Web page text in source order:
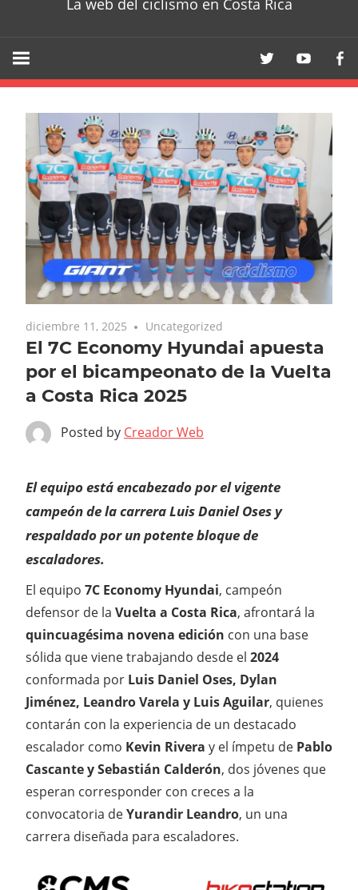
La web del ciclismo en Costa Rica
diciembre 11, 2025 Uncategorized
El 7C Economy Hyundai apuesta
por el bicampeonato de la Vuelta
a Costa Rica 2025
Posted by Creador Web
El equipo está encabezado por el vigente
campeón de la carrera Luis Daniel Oses y
respaldado por un potente bloque de
escaladores.
El equipo 7C Economy Hyundai, campeón
defensor de la Vuelta a Costa Rica, afrontará la
quincuagésima novena edición con una base
sólida que viene trabajando desde el 2024
conformada por Luis Daniel Oses, Dylan
Jiménez, Leandro Varela y Luis Aguilar, quienes
contarán con la experiencia de un destacado
escalador como Kevin Rivera y el ímpetu de Pablo
Cascante y Sebastián Calderón, dos jóvenes que
esperan corresponder con creces a la
convocatoria deYurandir Leandro, un una
carrera diseñada para escaladores.